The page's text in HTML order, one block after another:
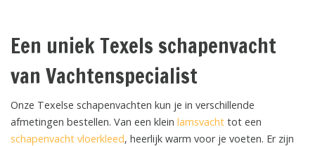
Een uniek Texels schapenvacht
van Vachtenspecialist
Onze Texelse schapenvachten kun je in verschillende
afmetingen bestellen. Van een klein lamsvacht tot een
schapenvacht vloerkleed, heerlijk warm voor je voeten. Er zijn